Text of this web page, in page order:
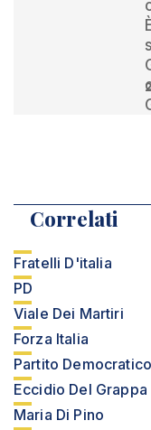
Correlati
Fratelli D'italia
PD
Viale Dei Martiri
Forza Italia
Partito Democratico
Eccidio Del Grappa
Maria Di Pino